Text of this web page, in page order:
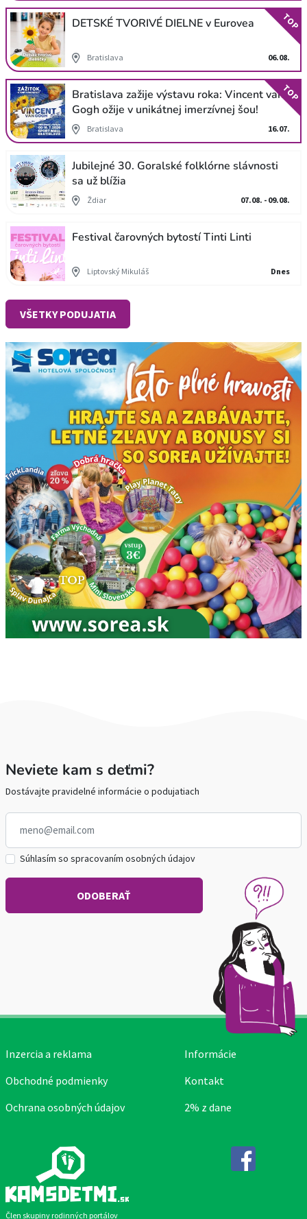
DETSKÉ TVORIVÉ DIELNE v Eurovea
Bratislava 06.08.
TOP
Bratislava zažije výstavu roka: Vincent van
Gogh ožije v unikátnej imerzívnej šou!
Bratislava 16.07.
TOP
Jubilejné 30. Goralské folklórne slávnosti
sa už blížia
Ždiar 07.08. - 09.08.
Festival čarovných bytostí Tinti Linti
Liptovský Mikuláš Dnes
VŠETKY PODUJATIA
Neviete kam s deťmi?
Dostávajte pravidelné informácie o podujatiach
Súhlasím so spracovaním osobných údajov
Člen skupiny rodinných portálov
Inzercia a reklama
Obchodné podmienky
Ochrana osobných údajov
Informácie
Kontakt
2% z dane